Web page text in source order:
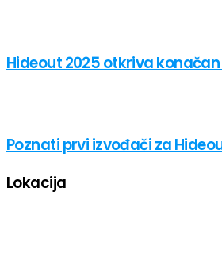
Hideout 2025 otkriva
Poznati prvi izvođači za
Lokacija